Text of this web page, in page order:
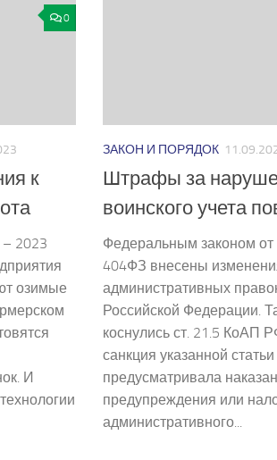
0
к
– 2023
озимые
И
ЗАКОН И ПОРЯДОК
Штрафы за
воинского учета
Федеральным законом
404­ФЗ внесены
административных
Российской Федерации.
коснулись ст. 21.5 КоАП
санкция указанной статьи
предусматривала
предупреждения или
административного...